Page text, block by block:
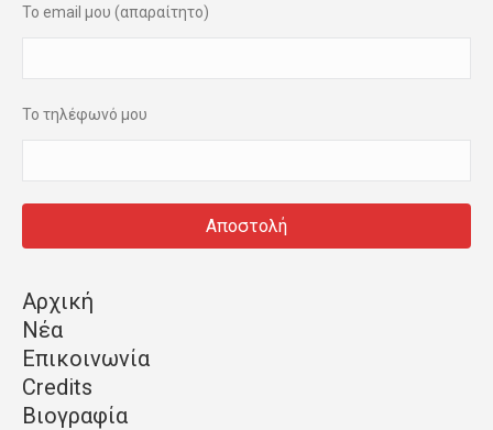
Το email μου (απαραίτητο)
Το τηλέφωνό μου
Αρχική
Νέα
Επικοινωνία
Credits
Βιογραφία